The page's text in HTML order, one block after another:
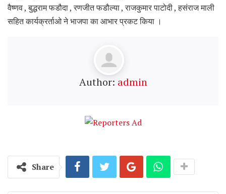
वैष्णव , बुद्धराम फडौदा , रणजीत फडौल्या , राजकुमार पाटोदी , हसंराज माली
सहित कार्यक्रर्ताओ ने भाजपा का आभार प्रकट किया ।
Author: admin
Share